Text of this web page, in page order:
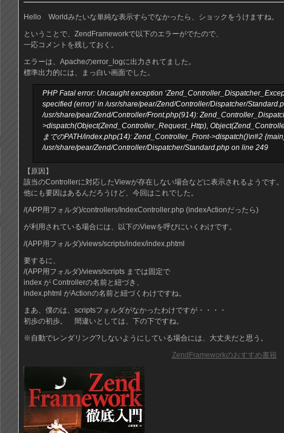
Hello Worldみたいな単純な表示すらでなかったら、ショックをうけますね。
ということで、ZendFrameworkで以下のエラーがでたので、
一応コメントを残しておく。
エラーは、Apacheのerror_logに出力されてました。
標準出力的には、まっ白い画面でした。
PHP Fatal error: Uncaught exception
specified (error)’ in /usr/share/pear/Zend/Controller/Dispatcher/
/usr/share/pear/Zend/Controller/Front.php(914):
>dispatch(Object(Zend_Controller_Request_Http),
までのPATH/index.php(14): Zend_Controller_Front->dispatch()\n#2
/usr/share/pear/Zend/Controller/Dispatcher/Standard.php on line 249
【原因】
該当のControllerに対応したViewが存在しない場合などに表示されるようです。
他にも要因はあるんだろうけど、今回はこれでした。
/(APP用フォルダ)/controllers/IndexController.php (indexActionだったら)
が利用されている場合には、以下のViewを呼びにいくわけです。
/(APP用フォルダ)/views/scripts/index/index.phtml
要するに、
/(APP用フォルダ)/views/scripts までは固定で
index が Controllerの名前と紐づき、
index.phtml がActionの名前と紐づくわけですね。
まあ、僕のは、scriptsフォルダがなかったわけですが・・・・
初歩の初歩。 間違いとしては、下の下ですね。
※自動でレンダリング?しないようにしている場合には、大丈夫だと思う。
ZendFrameworkのおすすめ書籍